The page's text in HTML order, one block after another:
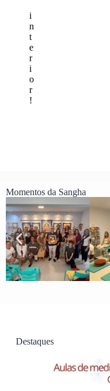
i
n
t
e
r
i
o
r
!
Momentos da Sangha
Destaques